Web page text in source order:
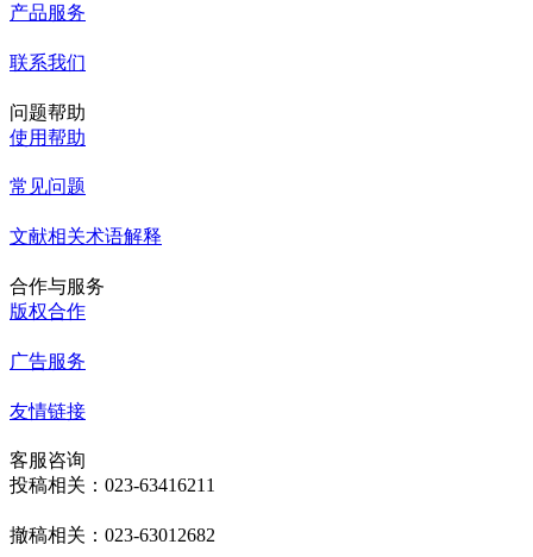
产品服务
联系我们
问题帮助
使用帮助
常见问题
文献相关术语解释
合作与服务
版权合作
广告服务
友情链接
客服咨询
投稿相关：023-63416211
撤稿相关：023-63012682